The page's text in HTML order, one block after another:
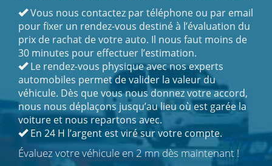
Ok
Vous nous contactez par téléphone ou par email
pour fixer un rendez-vous destiné à l’évaluation du
prix de rachat de votre auto. Il nous faut moins de
30 minutes pour effectuer l’estimation.
OK
Le rendez-vous physique avec nos experts
automobiles permet de valider la valeur du
véhicule. Dès que vous nous donnez votre accord,
nous nous déplaçons jusqu’au lieu où est garée la
voiture et nous repartons avec.
OK
En 24 H l’argent est viré sur votre compte.
Évaluez votre véhicule en 2 mn dès maintenant !